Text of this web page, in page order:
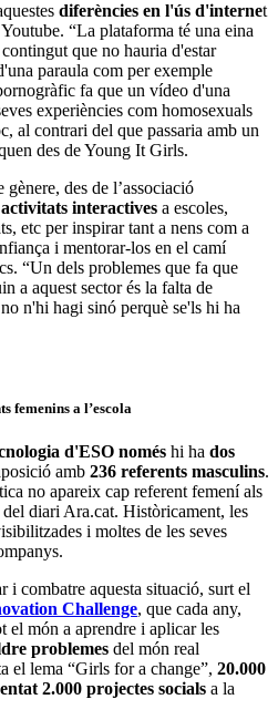
diferències en l'ús d'internet
“La plataforma té una eina
que no hauria d'estar
paraula com per exemple
fa que un vídeo d'una
experiències com homosexuals
al contrari del que passaria amb un
des de Young It Girls.
des de l’associació
activitats interactives a escoles,
etc per inspirar tant a nens com a
i mentorar-los en el camí
“Un dels problemes que fa que
a aquest sector és la falta de
n'hi hagi sinó perquè se'ls hi ha
femenins a l’escola
d'ESO només hi ha dos
amb 236 referents masculins.
no apareix cap referent femení als
del diari Ara.cat. Històricament, les
i moltes de les seves
i combatre aquesta situació, surt el
Challenge, que cada any,
el món a aprendre i aplicar les
problemes del món real
el lema “Girls for a change”, 20.000
2.000 projectes socials a la